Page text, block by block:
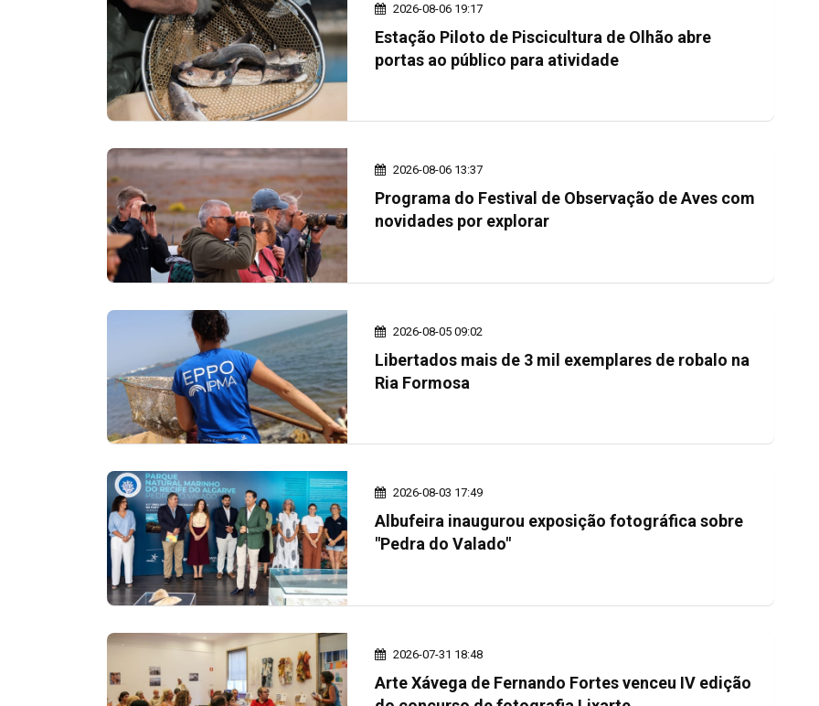
2026-08-06 19:17
Estação Piloto de Piscicultura de Olhão abre
portas ao público para atividade
2026-08-06 13:37
Programa do Festival de Observação de Aves com
novidades por explorar
2026-08-05 09:02
Libertados mais de 3 mil exemplares de robalo na
Ria Formosa
2026-08-03 17:49
Albufeira inaugurou exposição fotográfica sobre
"Pedra do Valado"
2026-07-31 18:48
Arte Xávega de Fernando Fortes venceu IV edição